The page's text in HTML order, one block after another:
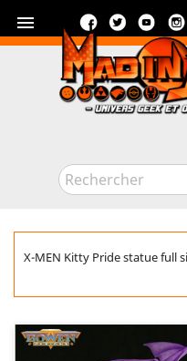
 FacebookTwitter
X-MEN Kitty Pride statue full